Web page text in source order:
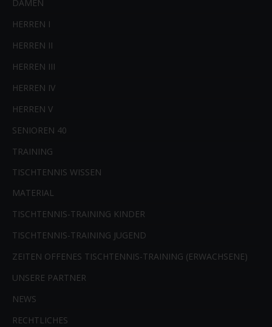
DAMEN
HERREN I
HERREN II
HERREN III
HERREN IV
HERREN V
SENIOREN 40
TRAINING
TISCHTENNIS WISSEN
MATERIAL
TISCHTENNIS-TRAINING KINDER
TISCHTENNIS-TRAINING JUGEND
ZEITEN OFFENES TISCHTENNIS-TRAINING (ERWACHSENE)
UNSERE PARTNER
NEWS
RECHTLICHES